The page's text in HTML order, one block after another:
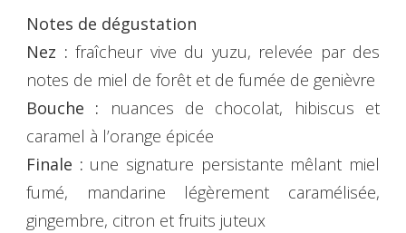
Notes de dégustation
Nez : fraîcheur vive du yuzu, relevée par des
notes de miel de forêt et de fumée de genièvre
Bouche : nuances de chocolat, hibiscus et
caramel à l’orange épicée
Finale : une signature persistante mêlant miel
fumé, mandarine légèrement caramélisée,
gingembre, citron et fruits juteux